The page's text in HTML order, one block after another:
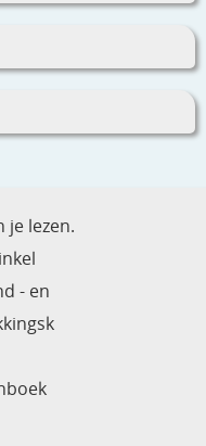
je lezen.
- en